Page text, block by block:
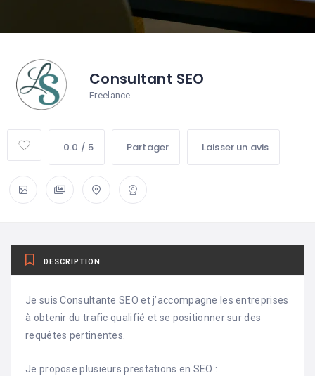
Consultant SEO
Freelance
0.0 / 5 Partager Laisser un avis
DESCRIPTION
Je suis Consultante SEO et j’accompagne les entreprises
à obtenir du trafic qualifié et se positionner sur des
requêtes pertinentes.
Je propose plusieurs prestations en SEO :